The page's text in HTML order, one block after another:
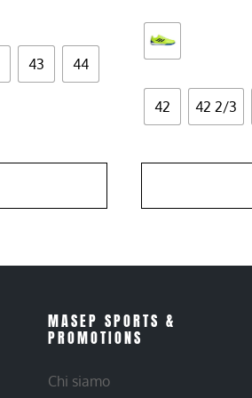
43 44
42 42 2/3
MASEP SPORTS &
PROMOTIONS
Chi siamo